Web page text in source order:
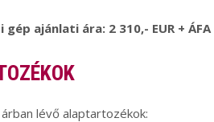
gép ajánlati ára: 2 310,- EUR + ÁFA
lévő alaptartozékok: